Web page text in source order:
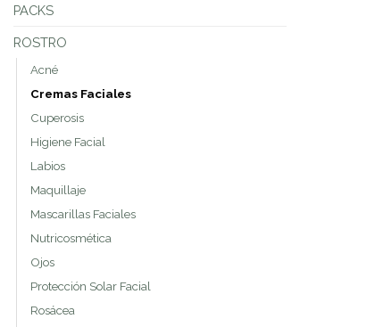
PACKS
ROSTRO
Acné
Cremas Faciales
Cuperosis
Higiene Facial
Labios
Maquillaje
Mascarillas Faciales
Nutricosmética
Ojos
Protección Solar Facial
Rosácea